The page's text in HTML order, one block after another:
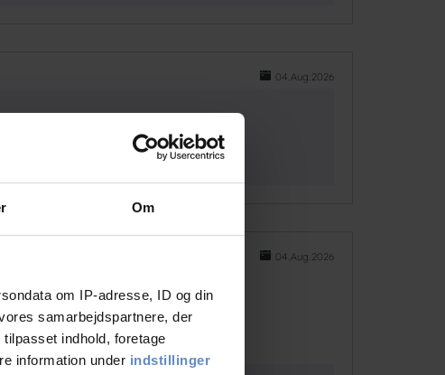
Om
om IP-adresse, ID og din
samarbejdspartnere, der
indhold, foretage
information under indstillinger
04.Aug.2026
04.Aug.2026